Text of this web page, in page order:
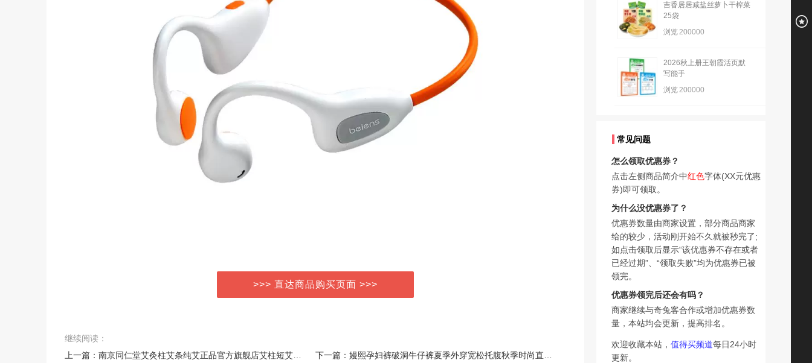
>>> 直达商品购买页面 >>>
继续阅读：
吉香居居减盐丝萝卜干榨菜
25袋
浏览200000
2026秋上册王朝霞活页默
写能手
浏览200000
常见问题
怎么领取优惠券？
点击左侧商品简介中红色字体(XX元优惠
券)即可领取。
为什么没优惠券了？
优惠券数量由商家设置，部分商品商家
给的较少，活动刚开始不久就被秒完了;
如点击领取后显示“该优惠券不存在或者
已经过期”、“领取失败”均为优惠券已被
领完。
优惠券领完后还会有吗？
商家继续与奇兔客合作或增加优惠券数
量，本站均会更新，提高排名。
欢迎收藏本站， 值得买频道每日24小时
更新。